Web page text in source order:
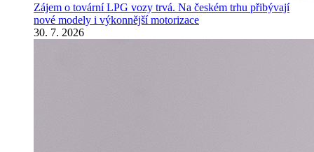
Zájem o tovární LPG vozy trvá. Na českém trhu přibývají
nové modely i výkonnější motorizace
30. 7. 2026